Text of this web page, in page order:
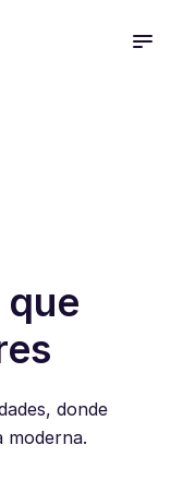
donde
moderna.